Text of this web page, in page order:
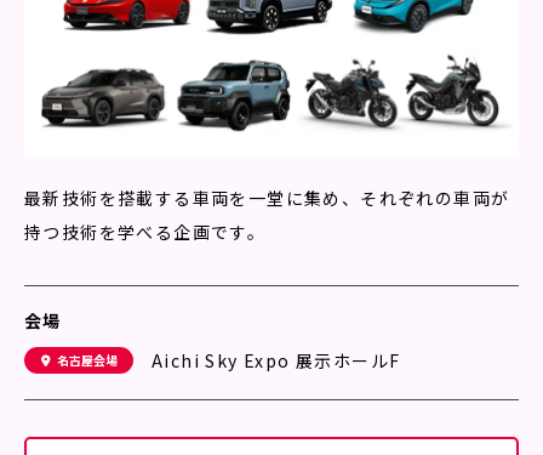
最新技術を搭載する車両を一堂に集め、それぞれの車両が
持つ技術を学べる企画です。
会場
名古屋会場 Aichi Sky Expo 展示ホールF